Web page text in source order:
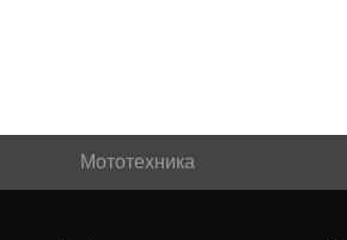
Мототехника